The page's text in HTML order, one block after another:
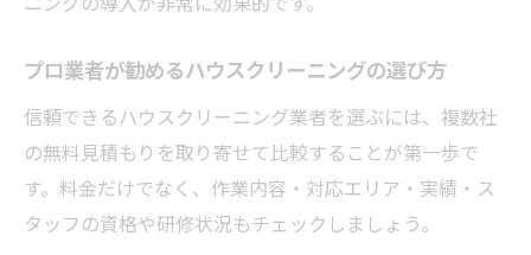
プロ業者が勧めるハウスクリーニングの選び方
信頼できるハウスクリーニング業者を選ぶには、複数社
の無料見積もりを取り寄せて比較することが第一歩で
す。料金だけでなく、作業内容・対応エリア・実績・ス
タッフの資格や研修状況もチェックしましょう。